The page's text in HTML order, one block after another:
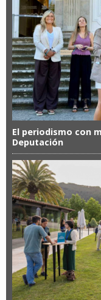
El periodismo con
Deputación